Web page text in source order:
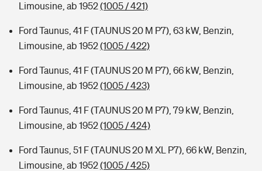
Limousine, ab 1952(1005 / 421)
Ford Taunus, 41 F (TAUNUS 20 M P7), 63 kW, Benzin,
Limousine, ab 1952(1005 / 422)
Ford Taunus, 41 F (TAUNUS 20 M P7), 66 kW, Benzin,
Limousine, ab 1952(1005 / 423)
Ford Taunus, 41 F (TAUNUS 20 M P7), 79 kW, Benzin,
Limousine, ab 1952(1005 / 424)
Ford Taunus, 51 F (TAUNUS 20 M XL P7), 66 kW, Benzin,
Limousine, ab 1952(1005 / 425)